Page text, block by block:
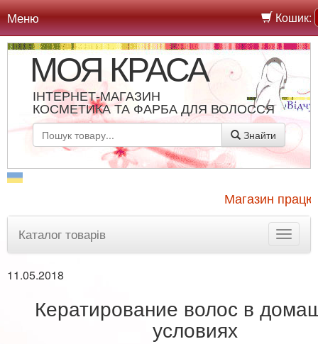
Кошик:
Меню
МОЯ КРАСА
ІНТЕРНЕТ-МАГАЗИН
КОСМЕТИКА ТА ФАРБА ДЛЯ ВОЛОССЯ
Знайти
Магазин
Каталог товарів
11.05.2018
Кератирование волос в
условиях